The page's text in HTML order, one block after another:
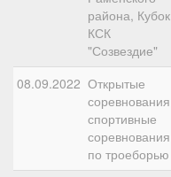
района, Кубок
КСК
"Созвездие"
08.09.2022 Открытые
соревнования
спортивные
соревнования
по троеборью